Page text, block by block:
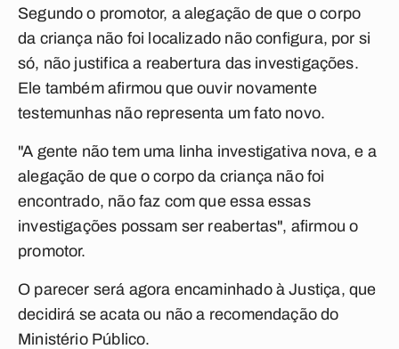
Segundo o promotor, a alegação de que o corpo
da criança não foi localizado não configura, por si
só, não justifica a reabertura das investigações.
Ele também afirmou que ouvir novamente
testemunhas não representa um fato novo.
"A gente não tem uma linha investigativa nova, e a
alegação de que o corpo da criança não foi
encontrado, não faz com que essa essas
investigações possam ser reabertas", afirmou o
promotor.
O parecer será agora encaminhado à Justiça, que
decidirá se acata ou não a recomendação do
Ministério Público.